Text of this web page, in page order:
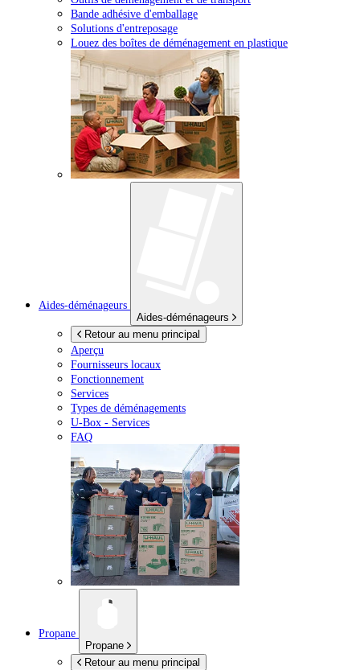
Bande adhésive d'emballage
Solutions d'entreposage
Louez des boîtes de déménagement en plastique
Aides-déménageurs
Aides-déménageurs
Retour au menu principal
Aperçu
Fournisseurs locaux
Fonctionnement
Services
Types de déménagements
U-Box - Services
FAQ
Propane
Propane
Retour au menu principal